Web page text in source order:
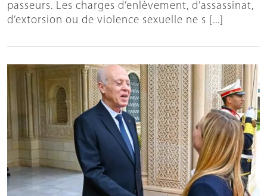
passeurs. Les charges d’enlèvement, d’assassinat,
d’extorsion ou de violence sexuelle ne s [...]